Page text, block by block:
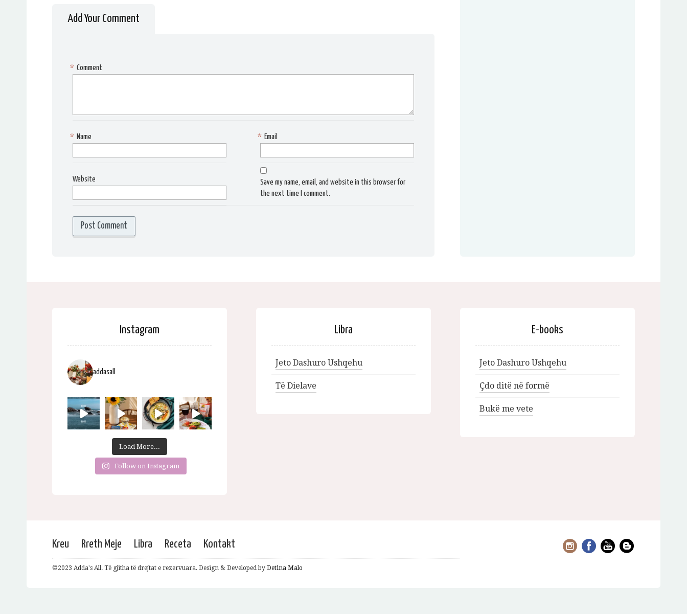
Add Your Comment
Comment
*
Name
* Email
*
Website
Save my name, email, and website in this browser for
the next time I comment.
Instagram
addasall
Load More...
Follow on Instagram
Libra
Jeto Dashuro Ushqehu
Të Dielave
E-books
Jeto Dashuro Ushqehu
Çdo ditë në formë
Bukë me vete
Kreu Rreth Meje Libra Receta Kontakt
©2023 Adda's All. Të gjitha të drejtat e rezervuara. Design & Developed by Detina Malo